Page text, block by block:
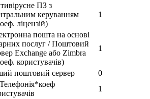
ПЗ з
керуванням
ліцензій)
1
пошта на основі
послуг / Поштовий
Exchange або Zimbra
користувачів)
1
поштовий сервер
0
1